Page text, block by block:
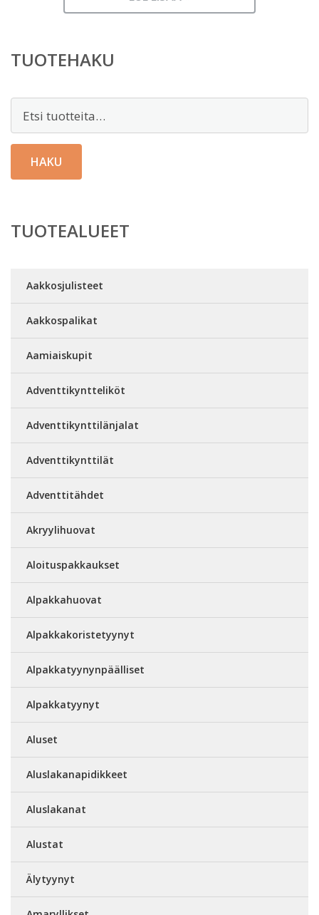
TUOTEHAKU
HAKU
TUOTEALUEET
Aakkosjulisteet
Aakkospalikat
Aamiaiskupit
Adventtikyntteliköt
Adventtikynttilänjalat
Adventtikynttilät
Adventtitähdet
Akryylihuovat
Aloituspakkaukset
Alpakkahuovat
Alpakkakoristetyynyt
Alpakkatyynynpäälliset
Alpakkatyynyt
Aluset
Aluslakanapidikkeet
Aluslakanat
Alustat
Älytyynyt